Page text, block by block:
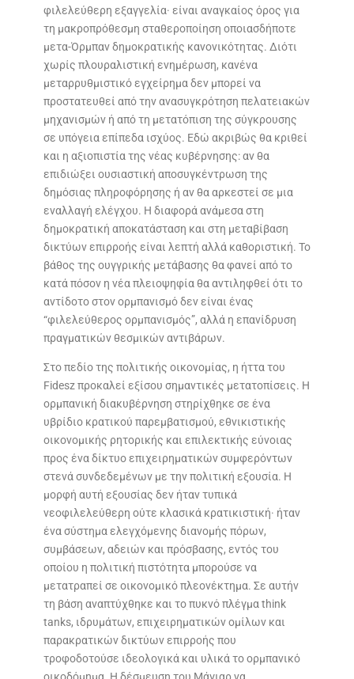
φιλελεύθερη εξαγγελία· είναι αναγκαίος όρος για
τη μακροπρόθεσμη σταθεροποίηση οποιασδήποτε
μετα-Όρμπαν δημοκρατικής κανονικότητας. Διότι
χωρίς πλουραλιστική ενημέρωση, κανένα
μεταρρυθμιστικό εγχείρημα δεν μπορεί να
προστατευθεί από την ανασυγκρότηση πελατειακών
μηχανισμών ή από τη μετατόπιση της σύγκρουσης
σε υπόγεια επίπεδα ισχύος. Εδώ ακριβώς θα κριθεί
και η αξιοπιστία της νέας κυβέρνησης: αν θα
επιδιώξει ουσιαστική αποσυγκέντρωση της
δημόσιας πληροφόρησης ή αν θα αρκεστεί σε μια
εναλλαγή ελέγχου. Η διαφορά ανάμεσα στη
δημοκρατική αποκατάσταση και στη μεταβίβαση
δικτύων επιρροής είναι λεπτή αλλά καθοριστική. Το
βάθος της ουγγρικής μετάβασης θα φανεί από το
κατά πόσον η νέα πλειοψηφία θα αντιληφθεί ότι το
αντίδοτο στον ορμπανισμό δεν είναι ένας
“φιλελεύθερος ορμπανισμός”, αλλά η επανίδρυση
πραγματικών θεσμικών αντιβάρων.
Στο πεδίο της πολιτικής οικονομίας, η ήττα του
Fidesz προκαλεί εξίσου σημαντικές μετατοπίσεις. Η
ορμπανική διακυβέρνηση στηρίχθηκε σε ένα
υβρίδιο κρατικού παρεμβατισμού, εθνικιστικής
οικονομικής ρητορικής και επιλεκτικής εύνοιας
προς ένα δίκτυο επιχειρηματικών συμφερόντων
στενά συνδεδεμένων με την πολιτική εξουσία. Η
μορφή αυτή εξουσίας δεν ήταν τυπικά
νεοφιλελεύθερη ούτε κλασικά κρατικιστική· ήταν
ένα σύστημα ελεγχόμενης διανομής πόρων,
συμβάσεων, αδειών και πρόσβασης, εντός του
οποίου η πολιτική πιστότητα μπορούσε να
μετατραπεί σε οικονομικό πλεονέκτημα. Σε αυτήν
τη βάση αναπτύχθηκε και το πυκνό πλέγμα think
tanks, ιδρυμάτων, επιχειρηματικών ομίλων και
παρακρατικών δικτύων επιρροής που
τροφοδοτούσε ιδεολογικά και υλικά το ορμπανικό